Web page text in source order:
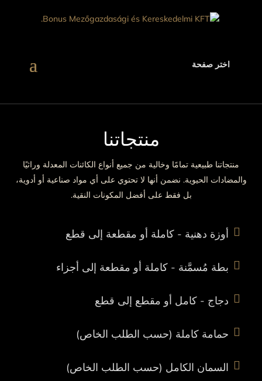
اختر صفحة
منتجاتنا
منتجاتنا طبيعية تمامًا وخالية من جميع أنواع الكائنات المعدلة وراثيًا
والمضادات الحيوية. نضمن أنها لا تحتوي على أي مواد صناعية أو أدوية،
بل فقط على أفضل المكونات النقية.
 أوزة دهنية - كاملة أو مقطعة إلى قطع
 بطة مُسمَّنة - كاملة أو مقطعة إلى أجزاء
 دجاج - كامل أو مقطع إلى قطع
 حمامة كاملة (حسب الطلب الخاص)
 السمان الكامل (حسب الطلب الخاص)